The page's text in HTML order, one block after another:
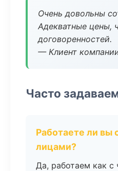
Очень довольны
Адекватные цены,
договоренностей.
— Клиент
Часто
Работаете ли вы
лицами?
Да, работаем как с